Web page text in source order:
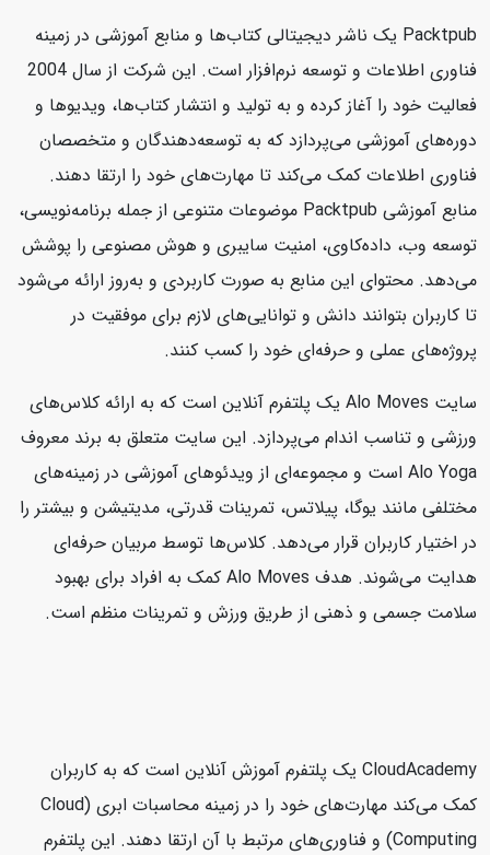
Packtpub یک ناشر دیجیتالی کتاب‌ها و منابع آموزشی در زمینه
فناوری اطلاعات و توسعه نرم‌افزار است. این شرکت از سال 2004
فعالیت خود را آغاز کرده و به تولید و انتشار کتاب‌ها، ویدیوها و
دوره‌های آموزشی می‌پردازد که به توسعه‌دهندگان و متخصصان
فناوری اطلاعات کمک می‌کند تا مهارت‌های خود را ارتقا دهند.
منابع آموزشی Packtpub موضوعات متنوعی از جمله برنامه‌نویسی،
توسعه وب، داده‌کاوی، امنیت سایبری و هوش مصنوعی را پوشش
می‌دهد. محتوای این منابع به صورت کاربردی و به‌روز ارائه می‌شود
تا کاربران بتوانند دانش و توانایی‌های لازم برای موفقیت در
پروژه‌های عملی و حرفه‌ای خود را کسب کنند.
سایت Alo Moves یک پلتفرم آنلاین است که به ارائه کلاس‌های
ورزشی و تناسب اندام می‌پردازد. این سایت متعلق به برند معروف
Alo Yoga است و مجموعه‌ای از ویدئوهای آموزشی در زمینه‌های
مختلفی مانند یوگا، پیلاتس، تمرینات قدرتی، مدیتیشن و بیشتر را
در اختیار کاربران قرار می‌دهد. کلاس‌ها توسط مربیان حرفه‌ای
هدایت می‌شوند. هدف Alo Moves کمک به افراد برای بهبود
سلامت جسمی و ذهنی از طریق ورزش و تمرینات منظم است.
CloudAcademy یک پلتفرم آموزش آنلاین است که به کاربران
کمک می‌کند مهارت‌های خود را در زمینه محاسبات ابری (Cloud
Computing) و فناوری‌های مرتبط با آن ارتقا دهند. این پلتفرم